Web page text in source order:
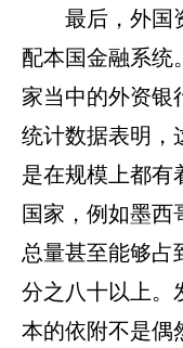
最后，外国
配本国金融系统
家当中的外资银
统计数据表明，
是在规模上都有
国家，例如墨西
总量甚至能够占
分之八十以上。
本的依附不是偶